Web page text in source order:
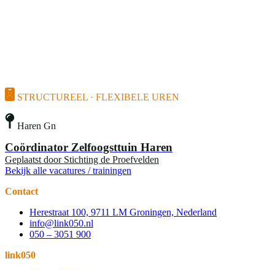
STRUCTUREEL · FLEXIBELE UREN
Haren Gn
Coördinator Zelfoogsttuin Haren
Geplaatst door Stichting de Proefvelden
Bekijk alle vacatures / trainingen
Contact
Herestraat 100, 9711 LM Groningen, Nederland
info@link050.nl
050 – 3051 900
link050